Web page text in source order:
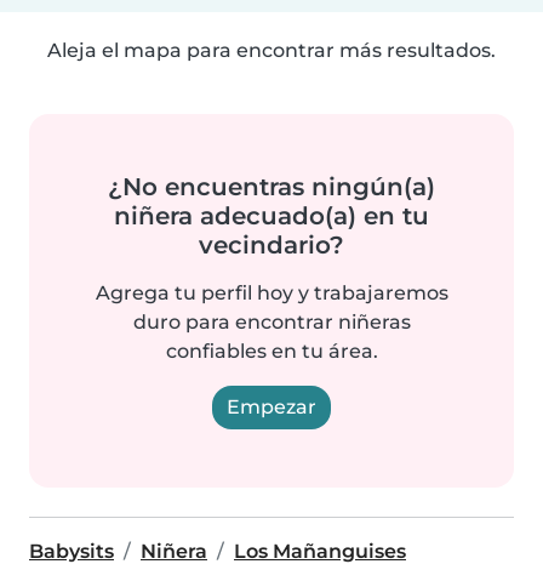
Aleja el mapa para encontrar más resultados.
¿No encuentras ningún(a)
niñera adecuado(a) en tu
vecindario?
Agrega tu perfil hoy y trabajaremos
duro para encontrar niñeras
confiables en tu área.
Empezar
Babysits Niñera Los Mañanguises